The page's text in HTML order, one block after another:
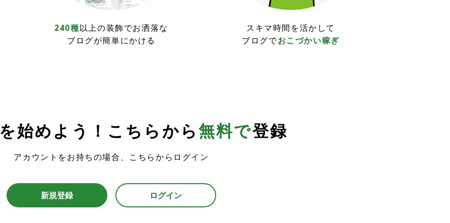
240種以上の装飾でお洒落な
ブログが簡単にかける
スキマ時間を活かして
ブログでおこづかい稼ぎ
を始めよう！ こちらから無料で登録
アカウントをお持ちの場合、こちらからログイン
新規登録 ログイン